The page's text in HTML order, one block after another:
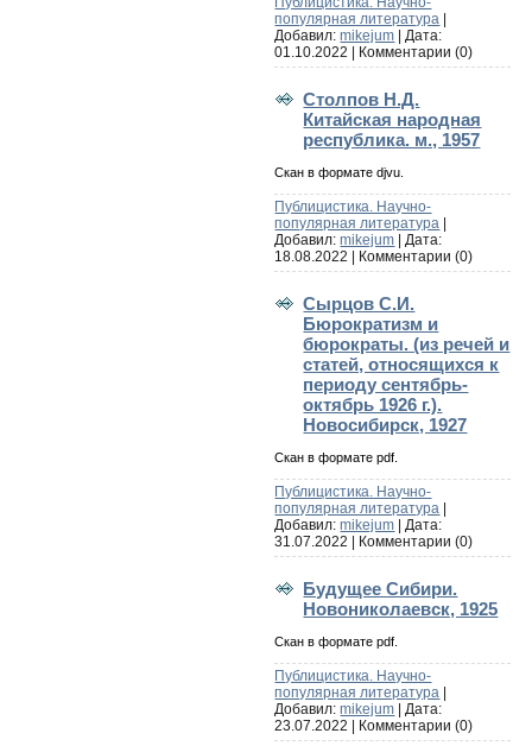
популярная литература
Добавил:mikejum | Дата:
01.10.2022
Комментарии (0)
Столпов Н.Д.
Китайская народная
республика. м., 1957
Скан в формате djvu.
Публицистика. Научно-
популярная литература
Добавил:mikejum | Дата:
18.08.2022
Комментарии (0)
Сырцов С.И.
Бюрократизм и
бюрократы. (из речей и
статей, относящихся к
периоду сентябрь-
октябрь 1926 г.).
Новосибирск, 1927
Скан в формате pdf.
Публицистика. Научно-
популярная литература
Добавил:mikejum | Дата:
31.07.2022
Комментарии (0)
Будущее Сибири.
Новониколаевск, 1925
Скан в формате pdf.
Публицистика. Научно-
популярная литература
Добавил:mikejum | Дата:
23.07.2022
Комментарии (0)